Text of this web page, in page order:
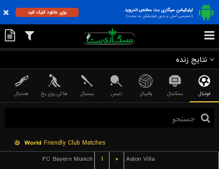
اپلیکیشن سیگاری بت مختص اندروید
(دسترسی آسان و بدون فیلترشکن به سایت)
برای دانلود کلیک کنید
نتایج زنده
فوتبال بسکتبال والیبال تنیس بیسبال هاکی روی یخ هندبال
World Friendly Club Matches
FC Bayern Munich
۱ ۰
Aston Villa